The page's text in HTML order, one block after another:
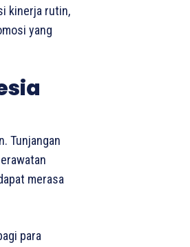
kinerja rutin,
yang
Tunjangan
merasa
para